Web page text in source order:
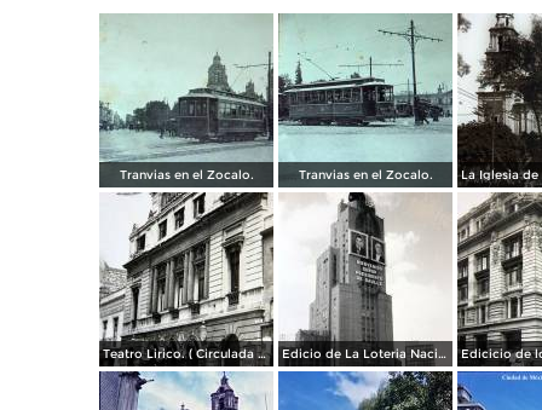
Tranvias en el Zocalo. Tranvias en el Zocalo.
Teatro Lirico. ( Circulada el 1 de Agosto de 1926 ). Edicio de La Loteria Nacional Ciudad de México Abril de 1964